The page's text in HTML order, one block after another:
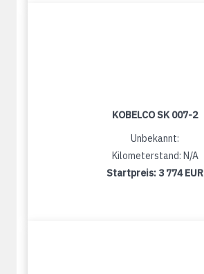
KOBELCO SK 007-2
Unbekannt:
Kilometerstand: N/A
Startpreis: 3 774 EUR